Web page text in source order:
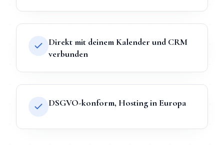
Direkt mit deinem Kalender und CRM
verbunden
DSGVO-konform, Hosting in Europa